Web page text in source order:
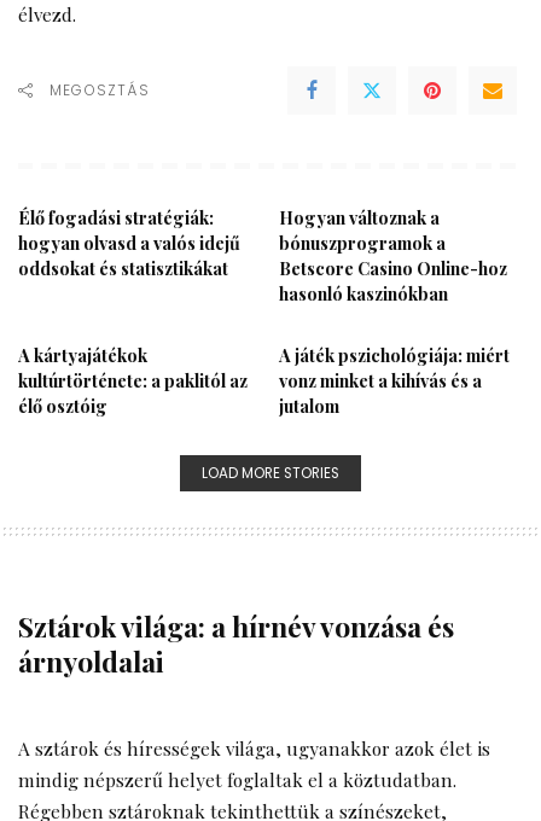
élvezd.
MEGOSZTÁS
Élő fogadási stratégiák:
hogyan olvasd a valós idejű
oddsokat és statisztikákat
Hogyan változnak a
bónuszprogramok a
Betscore Casino Online-hoz
hasonló kaszinókban
A kártyajátékok
kultúrtörténete: a paklitól az
élő osztóig
A játék pszichológiája: miért
vonz minket a kihívás és a
jutalom
LOAD MORE STORIES
Sztárok világa: a hírnév vonzása és
árnyoldalai
A sztárok és hírességek világa, ugyanakkor azok élet is
mindig népszerű helyet foglaltak el a köztudatban.
Régebben sztároknak tekinthettük a színészeket,